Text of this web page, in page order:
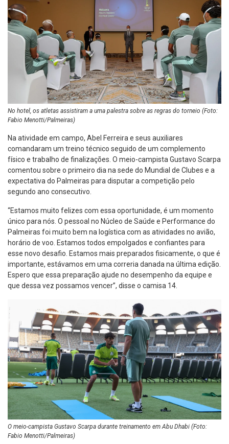
No hotel, os atletas assistiram a uma palestra sobre as regras do torneio (Foto:
Fabio Menotti/Palmeiras)
Na atividade em campo, Abel Ferreira e seus auxiliares
comandaram um treino técnico seguido de um complemento
físico e trabalho de finalizações. O meio-campista Gustavo Scarpa
comentou sobre o primeiro dia na sede do Mundial de Clubes e a
expectativa do Palmeiras para disputar a competição pelo
segundo ano consecutivo.
“Estamos muito felizes com essa oportunidade, é um momento
único para nós. O pessoal no Núcleo de Saúde e Performance do
Palmeiras foi muito bem na logística com as atividades no avião,
horário de voo. Estamos todos empolgados e confiantes para
esse novo desafio. Estamos mais preparados fisicamente, o que é
importante, estávamos em uma correria danada na última edição.
Espero que essa preparação ajude no desempenho da equipe e
que dessa vez possamos vencer”, disse o camisa 14.
O meio-campista Gustavo Scarpa durante treinamento em Abu Dhabi (Foto:
Fabio Menotti/Palmeiras)